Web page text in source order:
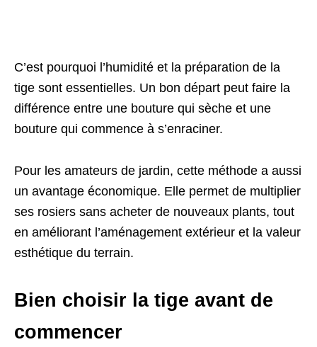
C’est pourquoi l’humidité et la préparation de la
tige sont essentielles. Un bon départ peut faire la
différence entre une bouture qui sèche et une
bouture qui commence à s’enraciner.
Pour les amateurs de jardin, cette méthode a aussi
un avantage économique. Elle permet de multiplier
ses rosiers sans acheter de nouveaux plants, tout
en améliorant l’aménagement extérieur et la valeur
esthétique du terrain.
Bien choisir la tige avant de
commencer